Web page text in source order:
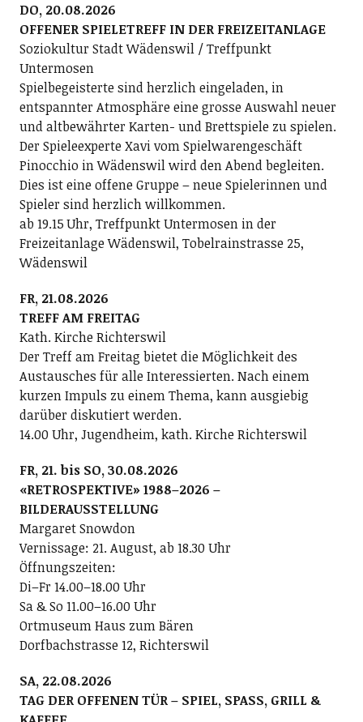
DO, 20.08.2026
OFFENER SPIELETREFF IN DER FREIZEITANLAGE
Soziokultur Stadt Wädenswil / Treffpunkt
Untermosen
Spielbegeisterte sind herzlich eingeladen, in
entspannter Atmosphäre eine grosse Auswahl neuer
und altbewährter Karten- und Brettspiele zu spielen.
Der Spieleexperte Xavi vom Spielwarengeschäft
Pinocchio in Wädenswil wird den Abend begleiten.
Dies ist eine offene Gruppe – neue Spielerinnen und
Spieler sind herzlich willkommen.
ab 19.15 Uhr, Treffpunkt Untermosen in der
Freizeitanlage Wädenswil, Tobelrainstrasse 25,
Wädenswil
FR, 21.08.2026
TREFF AM FREITAG
Kath. Kirche Richterswil
Der Treff am Freitag bietet die Möglichkeit des
Austausches für alle Interessierten. Nach einem
kurzen Impuls zu einem Thema, kann ausgiebig
darüber diskutiert werden.
14.00 Uhr, Jugendheim, kath. Kirche Richterswil
FR, 21. bis SO, 30.08.2026
«RETROSPEKTIVE» 1988–2026 –
BILDERAUSSTELLUNG
Margaret Snowdon
Vernissage: 21. August, ab 18.30 Uhr
Öffnungszeiten:
Di–Fr 14.00–18.00 Uhr
Sa & So 11.00–16.00 Uhr
Ortmuseum Haus zum Bären
Dorfbachstrasse 12, Richterswil
SA, 22.08.2026
TAG DER OFFENEN TÜR – SPIEL, SPASS, GRILL &